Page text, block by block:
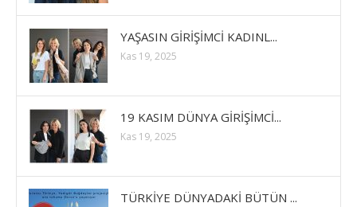
YAŞASIN GİRİŞİMCİ KADINL...
Kas 19, 2025
19 KASIM DÜNYA GİRİŞİMCİ...
Kas 19, 2025
TÜRKİYE DÜNYADAKİ BÜTÜN ...